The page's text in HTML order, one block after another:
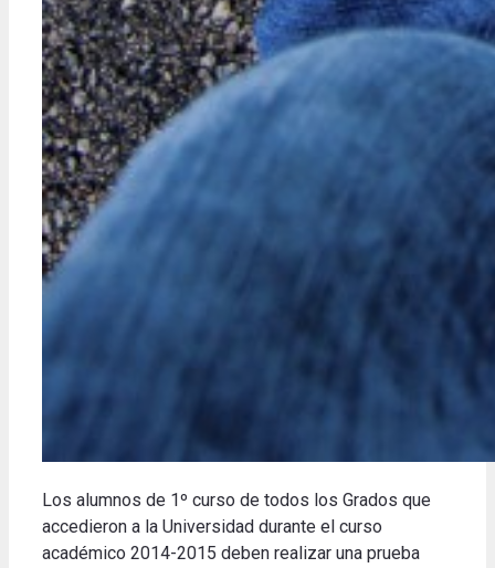
Los alumnos de 1º curso de todos los Grados que
accedieron a la Universidad durante el curso
académico 2014-2015 deben realizar una prueba